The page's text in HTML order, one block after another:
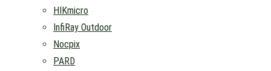
HIKmicro
InfiRay Outdoor
Nocpix
PARD